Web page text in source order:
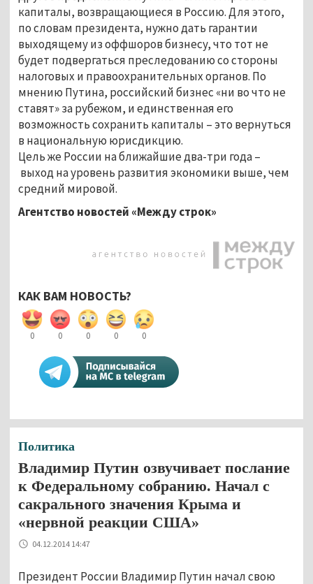
капиталы, возвращающиеся в Россию. Для этого,
по словам президента, нужно дать гарантии
выходящему из оффшоров бизнесу, что тот не
будет подвергаться преследованию со стороны
налоговых и правоохранительных органов. По
мнению Путина, российский бизнес «ни во что не
ставят» за рубежом, и единственная его
возможность сохранить капиталы – это вернуться
в национальную юрисдикцию.
Цель же России на ближайшие два-три года –
выход на уровень развития экономики выше, чем
средний мировой.
Агентство новостей «Между строк»
КАК ВАМ НОВОСТЬ?
0 0 0 0 0
Политика
Владимир Путин озвучивает послание
к Федеральному собранию. Начал с
сакрального значения Крыма и
«нервной реакции США»
04.12.2014 14:47
Президент России Владимир Путин начал свою